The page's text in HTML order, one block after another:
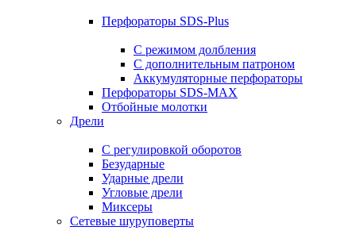
Перфораторы SDS-Plus
С режимом долбления
С дополнительным патроном
Аккумуляторные перфораторы
Перфораторы SDS-MAX
Отбойные молотки
Дрели
С регулировкой оборотов
Безударные
Ударные дрели
Угловые дрели
Миксеры
Сетевые шуруповерты